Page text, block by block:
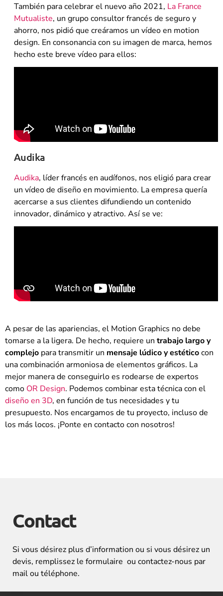
También para celebrar el nuevo año 2021, La France
Mutualiste, un grupo consultor francés de seguro y
ahorro, nos pidió que creáramos un vídeo en motion
design. En consonancia con su imagen de marca, hemos
hecho este breve vídeo para ellos:
Audika
Audika, líder francés en audífonos, nos eligió para crear
un vídeo de diseño en movimiento. La empresa quería
acercarse a sus clientes difundiendo un contenido
innovador, dinámico y atractivo. Así se ve:
A pesar de las apariencias, el Motion Graphics no debe
tomarse a la ligera. De hecho, requiere un trabajo largo y
complejo para transmitir un mensaje lúdico y estéticocon
una combinación armoniosa de elementos gráficos. La
mejor manera de conseguirlo es rodearse de expertos
como OR Design. Podemos combinar esta técnica con el
diseño en 3D, en función de tus necesidades y tu
presupuesto. Nos encargamos de tu proyecto, incluso de
los más locos. ¡Ponte en contacto con nosotros!
Contact
Si vous désirez plus d’information ou si vous désirez un
devis, remplissez le formulaire ou contactez-nous par
mail ou téléphone.